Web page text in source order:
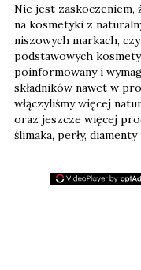
Nie jest
na kosmetyki z
niszowych markach,
podstawowych
poinformowany i
składników nawet w
włączyliśmy więcej
oraz jeszcze więcej
ślimaka, perły,